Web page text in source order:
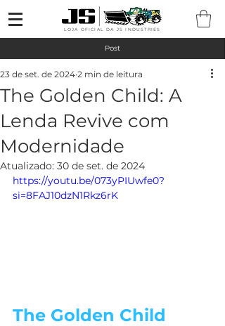
LOJA OFICIAL DA JS INDUSTRIES
Post
The Golden Child: A
Lenda Revive com
Modernidade
23 de set. de 2024 2 min de leitura
Atualizado: 30 de set. de 2024
https://youtu.be/073yPIUwfe0?
si=8FAJ10dzN1Rkz6rK
The Golden Child